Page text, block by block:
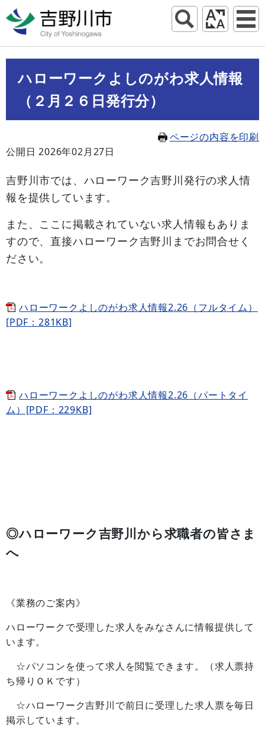
ハローワークよしのがわ求人情報
（２月２６日発行分）
ページの内容を印刷
公開日 2026年02月27日
吉野川市では、ハローワーク吉野川発行の求人情
報を提供しています。
また、ここに掲載されていない求人情報もありま
すので、直接ハローワーク吉野川までお問合せく
ださい。
ハローワークよしのがわ求人情報2.26（フルタイム）
[PDF：281KB]
ハローワークよしのがわ求人情報2.26（パートタイ
ム）[PDF：229KB]
◎ハローワーク吉野川から求職者の皆さま
へ
《業務のご案内》
ハローワークで受理した求人をみなさんに情報提供して
います。
☆パソコンを使って求人を閲覧できます。（求人票持
ち帰りＯＫです）
☆ハローワーク吉野川で前日に受理した求人票を毎日
掲示しています。